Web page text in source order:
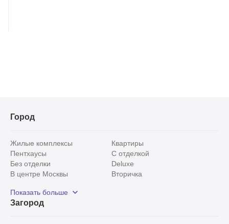
Город
Жилые комплексы
Квартиры
Пентхаусы
С отделкой
Без отделки
Deluxe
В центре Москвы
Вторичка
Рядом с парком
С панорамными окнами
Показать больше
Загород